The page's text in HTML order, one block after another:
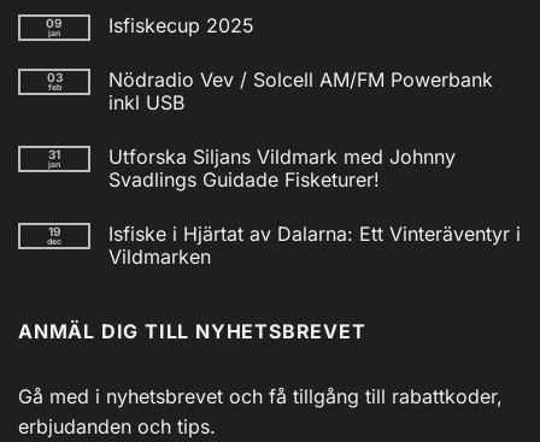
09
jan Isfiskecup 2025
till
Isfiskecup
2025
03
feb
Nödradio Vev / Solcell AM/FM Powerbank
inkl USB
till
Nödradio
Vev
AM/FM
Powerbank
inkl
31
jan
Utforska Siljans Vildmark med Johnny
Svadlings Guidade Fisketurer!
till
Utforska
Siljans
Svadlings
Guidade
19
dec
Isfiske i Hjärtat av Dalarna: Ett Vinteräventyr i
Vildmarken
Isfiske
i
Dalarna:
Ett
Vinteräventyr
i
ANMÄL DIG TILL NYHETSBREVET
Gå med i nyhetsbrevet och få tillgång till rabattkoder,
erbjudanden och tips.